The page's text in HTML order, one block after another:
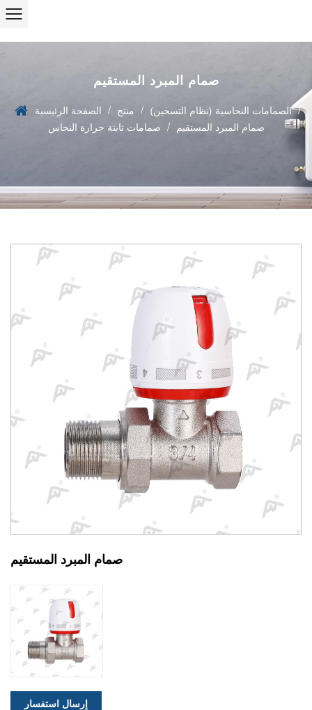
صمام المبرد المستقيم
الصفحة الرئيسية / منتج / الصمامات النحاسية (نظام التسخين) /
صمامات ثابتة حرارة النحاس
/ صمام المبرد المستقيم
صمام المبرد المستقيم
إرسال استفسار